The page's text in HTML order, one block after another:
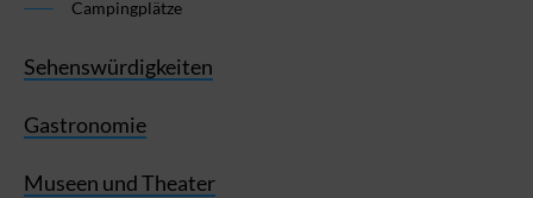
Campingplätze
Sehenswürdigkeiten
Gastronomie
Museen und Theater